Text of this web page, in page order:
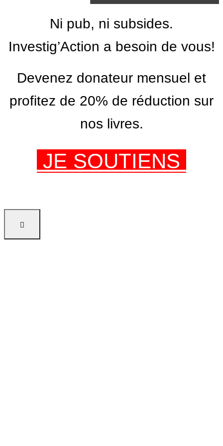
Ni pub, ni subsides.
Investig’Action a besoin de vous!
Devenez donateur mensuel et
profitez de 20% de réduction sur
nos livres.
JE SOUTIENS